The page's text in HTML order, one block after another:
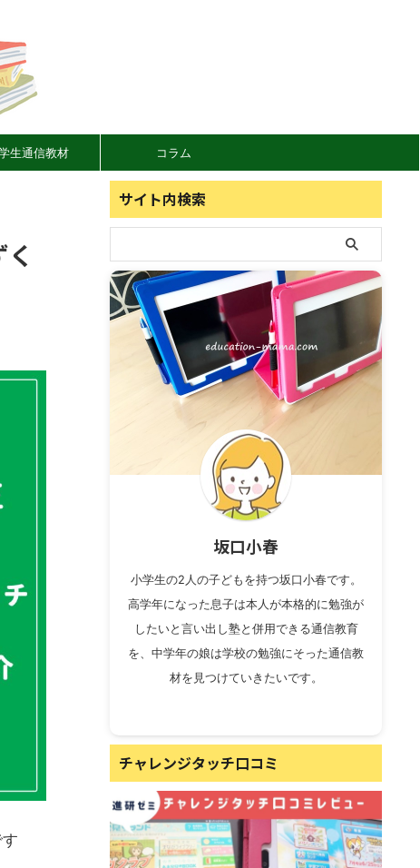
生通信教材 コラム
サイト内検索
坂口小春
小学生の2人の子どもを持つ坂口小春です。
高学年になった息子は本人が本格的に勉強が
したいと言い出し塾と併用できる通信教育
を、中学年の娘は学校の勉強にそった通信教
材を見つけていきたいです。
チャレンジタッチ口コミ